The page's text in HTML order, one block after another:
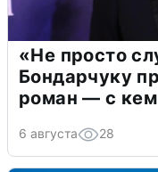
«Не просто
Бондарчуку
роман — с кем
6 августа 28